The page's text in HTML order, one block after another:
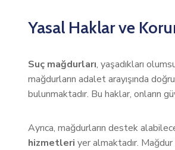
Yasal Haklar ve
Suç mağdurları, yaşadıkları
mağdurların adalet arayışında
bulunmaktadır. Bu haklar, onların
Ayrıca, mağdurların destek
hizmetleri yer almaktadır.